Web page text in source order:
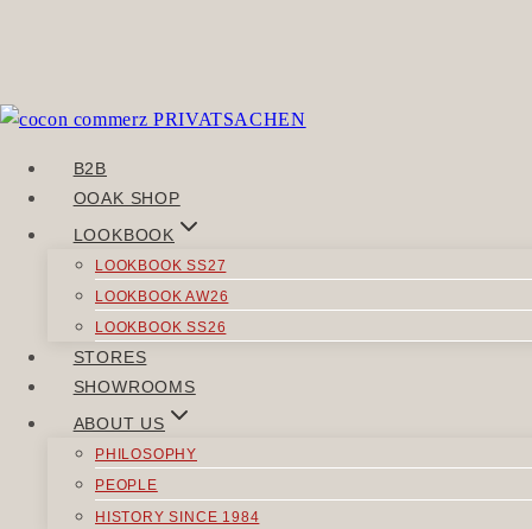
Zum
springenB2B
OOAK SHOP
LOOKBOOK
LOOKBOOK SS27
LOOKBOOK AW26
LOOKBOOK SS26
STORES
SHOWROOMS
ABOUT US
PHILOSOPHY
PEOPLE
HISTORY SINCE 1984
BEITRAGSNAVIGATION
Zurück
TRAGWAS
BEITRÄGE